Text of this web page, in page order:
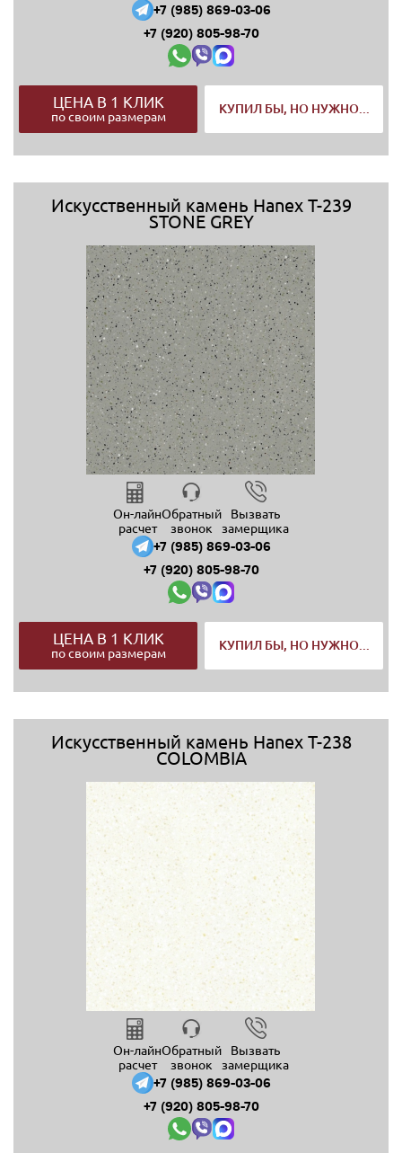
+7 (985) 869-03-06
+7 (920) 805-98-70
ЦЕНА В 1 КЛИК
по своим размерам
КУПИЛ БЫ, НО НУЖНО...
Искусственный камень Hanex T-239
STONE GREY
Он-лайн
расчет
Обратный
звонок
Вызвать
замерщика
+7 (985) 869-03-06
+7 (920) 805-98-70
ЦЕНА В 1 КЛИК
по своим размерам
КУПИЛ БЫ, НО НУЖНО...
Искусственный камень Hanex T-238
COLOMBIA
Он-лайн
расчет
Обратный
звонок
Вызвать
замерщика
+7 (985) 869-03-06
+7 (920) 805-98-70